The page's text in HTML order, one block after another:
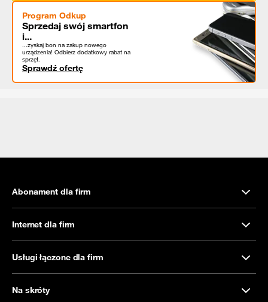
Program Odkup
Sprzedaj swój smartfon
i...
...zyskaj bon na zakup nowego
urządzenia! Odbierz dodatkowy rabat na
sprzęt.
Sprawdź ofertę
Abonament dla firm
Internet dla firm
Usługi łączone dla firm
Na skróty